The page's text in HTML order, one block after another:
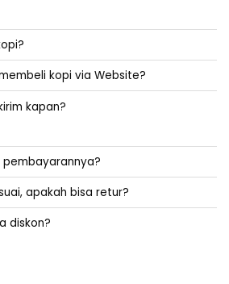
kopi via Website?
kapan?
apakah bisa retur?
diskon?